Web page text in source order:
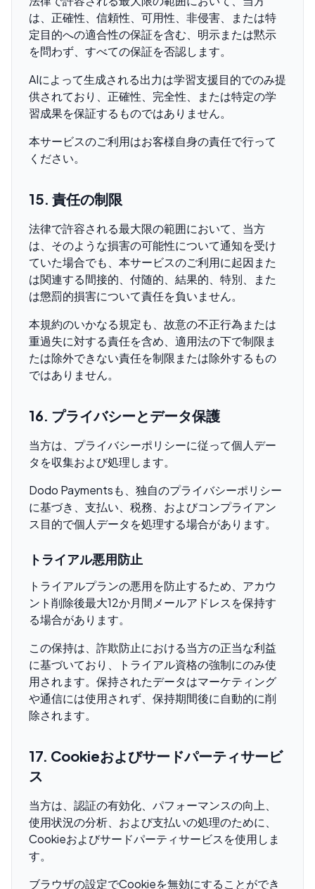
は、正確性、信頼性、可用性、非侵害、または特
定目的への適合性の保証を含む、明示または黙示
を問わず、すべての保証を否認します。
AIによって生成される出力は学習支援目的でのみ提
供されており、正確性、完全性、または特定の学
習成果を保証するものではありません。
本サービスのご利用はお客様自身の責任で行って
ください。
15. 責任の制限
法律で許容される最大限の範囲において、当方
は、そのような損害の可能性について通知を受け
ていた場合でも、本サービスのご利用に起因また
は関連する間接的、付随的、結果的、特別、また
は懲罰的損害について責任を負いません。
本規約のいかなる規定も、故意の不正行為または
重過失に対する責任を含め、適用法の下で制限ま
たは除外できない責任を制限または除外するもの
ではありません。
16. プライバシーとデータ保護
当方は、プライバシーポリシーに従って個人デー
タを収集および処理します。
Dodo Paymentsも、独自のプライバシーポリシー
に基づき、支払い、税務、およびコンプライアン
ス目的で個人データを処理する場合があります。
トライアル悪用防止
トライアルプランの悪用を防止するため、アカウ
ント削除後最大12か月間メールアドレスを保持す
る場合があります。
この保持は、詐欺防止における当方の正当な利益
に基づいており、トライアル資格の強制にのみ使
用されます。保持されたデータはマーケティング
や通信には使用されず、保持期間後に自動的に削
除されます。
17. Cookieおよびサードパーティサービ
ス
当方は、認証の有効化、パフォーマンスの向上、
使用状況の分析、および支払いの処理のために、
Cookieおよびサードパーティサービスを使用しま
す。
ブラウザの設定でCookieを無効にすることができ